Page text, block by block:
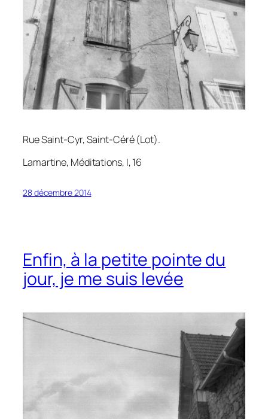
Rue Saint-Cyr, Saint-Céré (Lot).
Lamartine, Méditations, I, 16
28 décembre 2014
Enfin, à la petite pointe du
jour, je me suis levée